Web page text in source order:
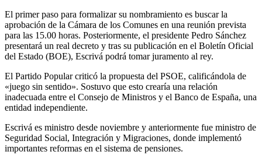
El primer paso para formalizar su nombramiento es buscar la
aprobación de la Cámara de los Comunes en una reunión prevista
para las 15.00 horas. Posteriormente, el presidente Pedro Sánchez
presentará un real decreto y tras su publicación en el Boletín Oficial
del Estado (BOE), Escrivá podrá tomar juramento al rey.
El Partido Popular criticó la propuesta del PSOE, calificándola de
«juego sin sentido». Sostuvo que esto crearía una relación
inadecuada entre el Consejo de Ministros y el Banco de España, una
entidad independiente.
Escrivá es ministro desde noviembre y anteriormente fue ministro de
Seguridad Social, Integración y Migraciones, donde implementó
importantes reformas en el sistema de pensiones.